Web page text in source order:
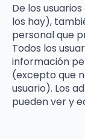
De los
los hay),
personal que
Todos los
información
(excepto que
usuario). Los
pueden ver y